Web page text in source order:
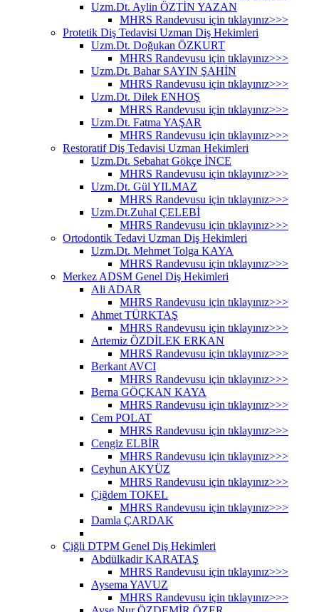
Uzm.Dt. Aylin ÖZTİN YAZAN
MHRS Randevusu için tıklayınız>>>
Protetik Diş Tedavisi Uzman Diş Hekimleri
Uzm.Dt. Doğukan ÖZKURT
MHRS Randevusu için tıklayınız>>>
Uzm.Dt. Bahar SAYIN ŞAHİN
MHRS Randevusu için tıklayınız>>>
Uzm.Dt. Dilek ENHOŞ
MHRS Randevusu için tıklayınız>>>
Uzm.Dt. Fatma YAŞAR
MHRS Randevusu için tıklayınız>>>
Restoratif Diş Tedavisi Uzman Hekimleri
Uzm.Dt. Sebahat Gökçe İNCE
MHRS Randevusu için tıklayınız>>>
Uzm.Dt. Gül YILMAZ
MHRS Randevusu için tıklayınız>>>
Uzm.Dt.Zuhal ÇELEBİ
MHRS Randevusu için tıklayınız>>>
Ortodontik Tedavi Uzman Diş Hekimleri
Uzm.Dt. Mehmet Tolga KAYA
MHRS Randevusu için tıklayınız>>>
Merkez ADSM Genel Diş Hekimleri
Ali ADAR
MHRS Randevusu için tıklayınız>>>
Ahmet TÜRKTAŞ
MHRS Randevusu için tıklayınız>>>
Artemiz ÖZDİLEK ERKAN
MHRS Randevusu için tıklayınız>>>
Berkant AVCI
MHRS Randevusu için tıklayınız>>>
Berna GÖÇKAN KAYA
MHRS Randevusu için tıklayınız>>>
Cem POLAT
MHRS Randevusu için tıklayınız>>>
Cengiz ELBİR
MHRS Randevusu için tıklayınız>>>
Ceyhun AKYÜZ
MHRS Randevusu için tıklayınız>>>
Çiğdem TOKEL
MHRS Randevusu için tıklayınız>>>
Damla ÇARDAK
Çiğli DTPM Genel Diş Hekimleri
Abdülkadir KARATAŞ
MHRS Randevusu için tıklayınız>>>
Aysema YAVUZ
MHRS Randevusu için tıklayınız>>>